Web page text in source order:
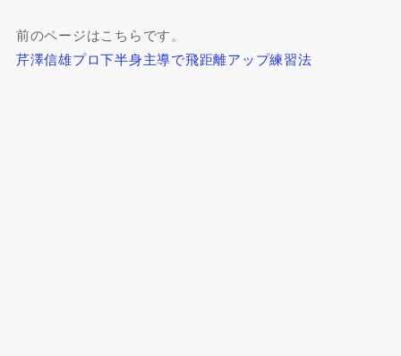
前のページはこちらです。
芹澤信雄プロ下半身主導で飛距離アップ練習法